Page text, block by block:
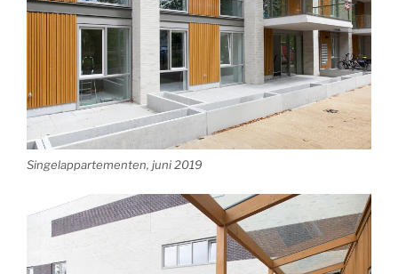
Singelappartementen, juni 2019